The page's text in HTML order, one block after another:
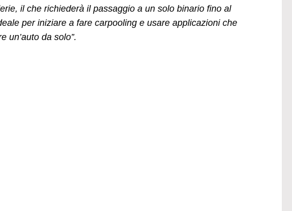
il che richiederà il passaggio a un solo binario fino al
per iniziare a fare carpooling e usare applicazioni che
un’auto da solo”.